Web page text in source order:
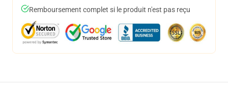
Remboursement complet si le produit n'est pas reçu